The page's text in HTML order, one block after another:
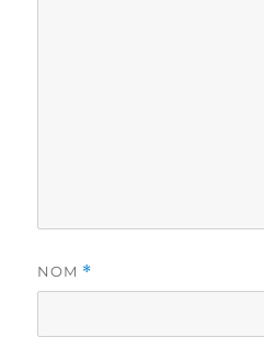
NOM *